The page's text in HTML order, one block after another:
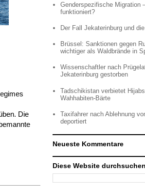
Die
Genderspezifische Migration
funktioniert?
Der Fall Jekaterinburg und
Brüssel: Sanktionen gegen
wichtiger als Waldbrände in
Wissenschaftler nach
Jekaterinburg gestorben
Tadschikistan verbietet
Wahhabiten-Bärte
Taxifahrer nach Ablehnung
deportiert
Neueste Kommentare
Diese Website durchsuchen